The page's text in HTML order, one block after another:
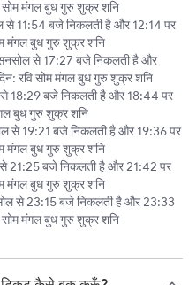
सोम मंगल बुध गुरु शुक्र शनि
11:54 बजे निकलती है और 12:14 पर
मंगल बुध गुरु शुक्र शनि
से 17:27 बजे निकलती है और
रवि सोम मंगल बुध गुरु शुक्र शनि
18:29 बजे निकलती है और 18:44 पर
बुध गुरु शुक्र शनि
से 19:21 बजे निकलती है और 19:36 पर
मंगल बुध गुरु शुक्र शनि
बजे निकलती है और 21:42 पर
मंगल बुध गुरु शुक्र शनि
से 23:15 बजे निकलती है और 23:33
सोम मंगल बुध गुरु शुक्र शनि